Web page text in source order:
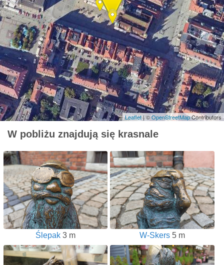
Leaflet| ©OpenStreetMapContributors
W pobliżu znajdują się krasnale
Ślepak 3 m W-Skers5 m